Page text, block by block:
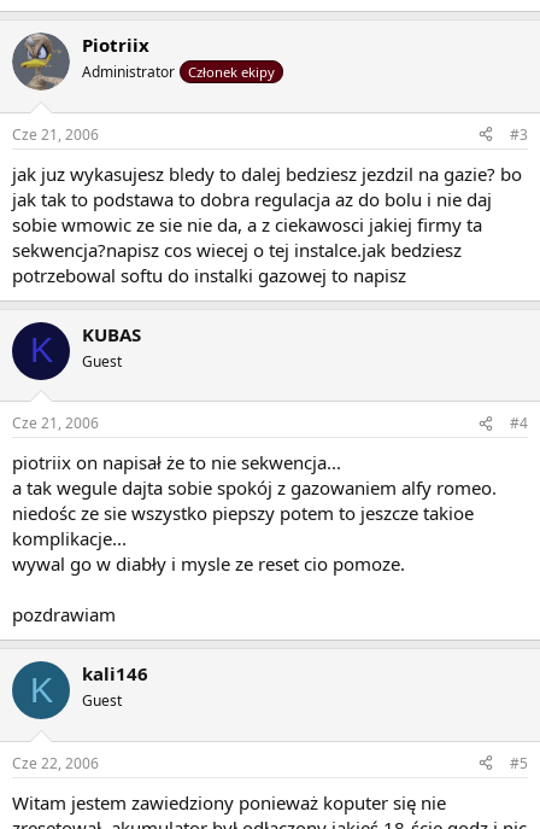
Piotriix
Administrator Członek ekipy
Cze 21, 2006 #3
jak juz wykasujesz bledy to dalej bedziesz jezdzil na gazie? bo
jak tak to podstawa to dobra regulacja az do bolu i nie daj
sobie wmowic ze sie nie da, a z ciekawosci jakiej firmy ta
sekwencja?napisz cos wiecej o tej instalce.jak bedziesz
potrzebowal softu do instalki gazowej to napisz
K KUBAS
Guest
Cze 21, 2006 #4
piotriix on napisał że to nie sekwencja...
a tak wegule dajta sobie spokój z gazowaniem alfy romeo.
niedośc ze sie wszystko piepszy potem to jeszcze takioe
komplikacje...
wywal go w diabły i mysle ze reset cio pomoze.
pozdrawiam
K kali146
Guest
Cze 22, 2006 #5
Witam jestem zawiedziony ponieważ koputer się nie